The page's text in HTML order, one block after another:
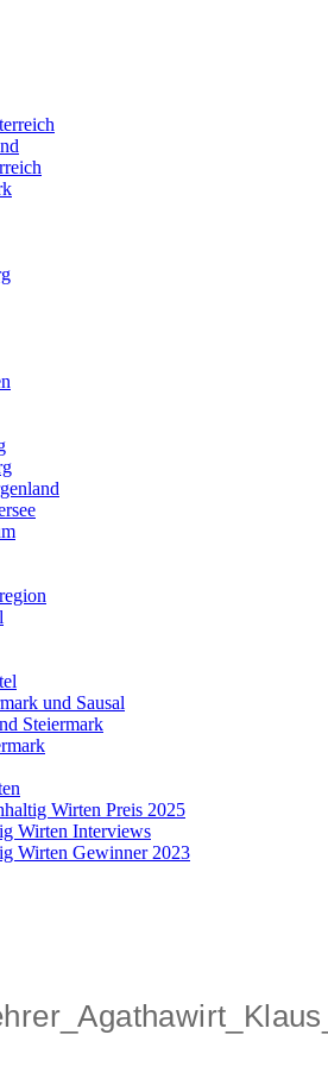
und Sausal
Steiermark
Wirten Preis 2025
Wirten Interviews
Wirten Gewinner 2023